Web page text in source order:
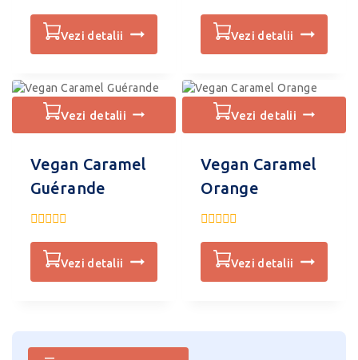
vezi detalii
din
vezi detalii
vezi detalii
Vegan Caramel
Guérande
din
vezi detalii
vezi detalii
Vegan Caramel
Orange
din
vezi detalii